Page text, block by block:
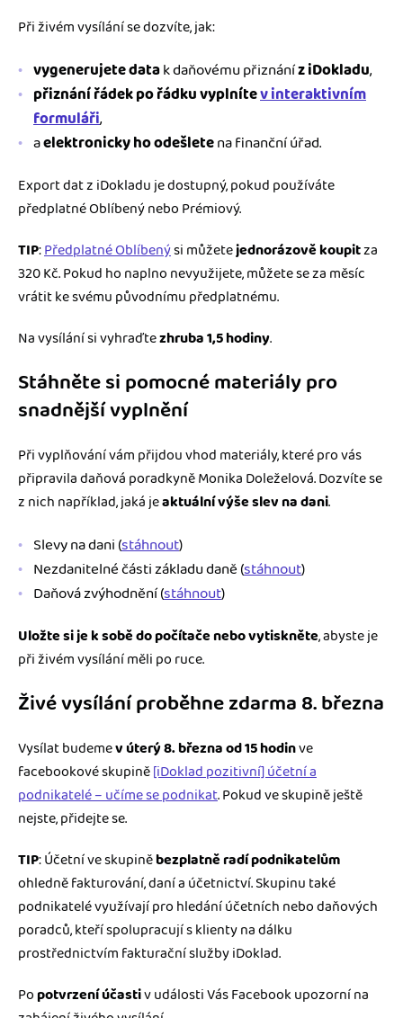
Při živém vysílání se dozvíte, jak:
vygenerujete datak daňovému přiznáníz iDokladu,
přiznání řádek po řádku vyplnítev interaktivním
formuláři,
aelektronicky ho odešletena finanční úřad.
Export dat z iDokladu je dostupný, pokud používáte
předplatné Oblíbený nebo Prémiový.
TIP:Předplatné Oblíbenýsi můžetejednorázově koupitza
320 Kč. Pokud ho naplno nevyužijete, můžete se za měsíc
vrátit ke svému původnímu předplatnému.
Na vysílání si vyhraďtezhruba 1,5 hodiny.
Stáhněte si pomocné materiály pro
snadnější vyplnění
Při vyplňování vám přijdou vhod materiály, které pro vás
připravila daňová poradkyně Monika Doleželová. Dozvíte se
z nich například, jaká jeaktuální výše slev na dani.
Slevy na dani (stáhnout)
Nezdanitelné části základu daně (stáhnout)
Daňová zvýhodnění (stáhnout)
Uložte si je k sobě do počítače nebo vytiskněte, abyste je
při živém vysílání měli po ruce.
Živé vysílání proběhne zdarma 8. března
Vysílat budemev úterý 8. března od 15 hodinve
facebookové skupině[iDoklad pozitivní] účetní a
podnikatelé – učíme se podnikat. Pokud ve skupině ještě
nejste, přidejte se.
TIP: Účetní ve skupiněbezplatně radí podnikatelům
ohledně fakturování, daní a účetnictví. Skupinu také
podnikatelé využívají pro hledání účetních nebo daňových
poradců, kteří spolupracují s klienty na dálku
prostřednictvím fakturační služby iDoklad.
Popotvrzení účastiv události Vás Facebook upozorní na